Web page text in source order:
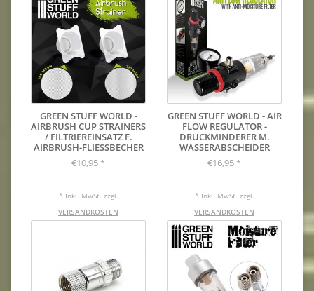
GREEN STUFF WORLD -
AIRBRUSH CUP STRAINERS
/ FILTRIEREINSATZ F.
AIRBRUSH-FLIESSBECHER
€10,95 *
* Inkl. MwSt. zzgl.
VERSANDKOSTEN
GREEN STUFF WORLD - AIR
FLOW REGULATOR -
DRUCKMINDERER M.
WASSERABSCHEIDER
€16,95 *
* Inkl. MwSt. zzgl.
VERSANDKOSTEN